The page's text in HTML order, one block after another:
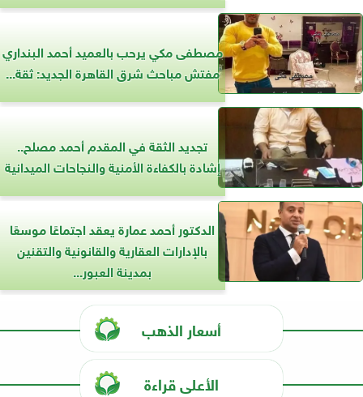
مصطفى مكي يرحب بالعميد أحمد البنداري
مفتش مباحث شرق القاهرة الجديد: ثقة...
تجديد الثقة في المقدم أحمد مصلح..
إشادة بالكفاءة الأمنية والنجاحات الميدانية
الدكتور أحمد عمارة يعقد اجتماعًا موسعًا
بالإدارات العقارية والقانونية والتقنين
بمدينة العبور...
أسعار الذهب
الأعلى قراءة